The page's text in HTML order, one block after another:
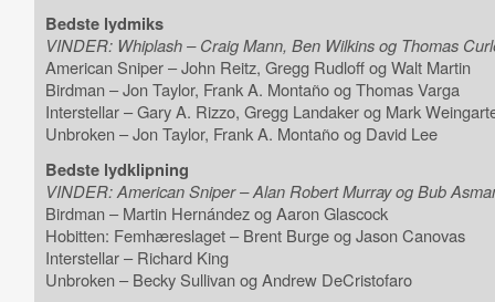
Bedste lydmiks
VINDER: Whiplash – Craig Mann, Ben Wilkins og Thomas
American Sniper – John Reitz, Gregg Rudloff og Walt Martin
Birdman – Jon Taylor, Frank A. Montaño og Thomas Varga
Interstellar – Gary A. Rizzo, Gregg Landaker og Mark
Unbroken – Jon Taylor, Frank A. Montaño og David Lee
Bedste lydklipning
VINDER: American Sniper – Alan Robert Murray og Bub
Birdman – Martin Hernández og Aaron Glascock
Hobitten: Femhæreslaget – Brent Burge og Jason Canovas
Interstellar – Richard King
Unbroken – Becky Sullivan og Andrew DeCristofaro